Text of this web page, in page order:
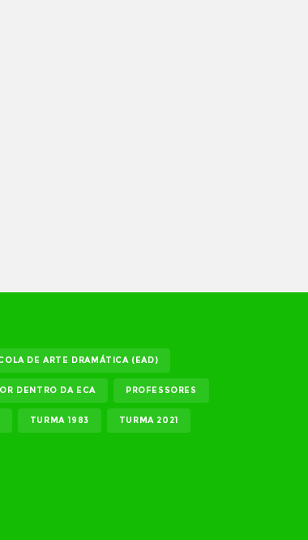
DE ARTE DRAMÁTICA (EAD)
DENTRO DA ECA PROFESSORES
TURMA 1983 TURMA 2021